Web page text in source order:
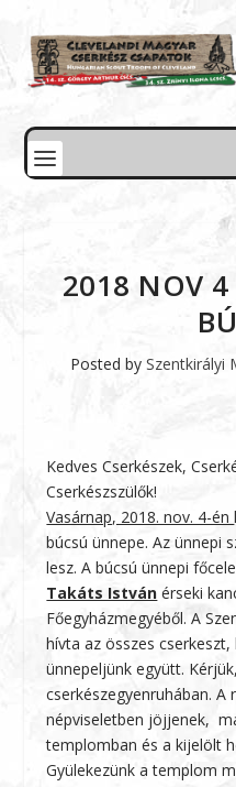
2018 NOV 4
Posted by Szentkirályi
Kedves Cserkészek,
Cserkészszülők!
Vasárnap, 2018. nov. 4-én
búcsú ünnepe.Az ünnepi
lesz. A búcsú ünnepi
Takáts István érseki
Főegyházmegyéből. A
hívta az összes
ünnepeljünk együtt.
cserkészegyenruhában.
népviseletben jöjjenek,
templomban és a kijelölt
Gyülekezünk a templom